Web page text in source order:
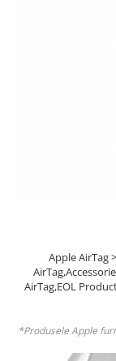
Sisteme PC &
Sisteme
Microfoane &
Mouse Gaming
Scaune Gaming
Tastaturi Gaming
Card Reader
Periferice PC
Apple AirTag
AirTag,EOL
*Produsele Apple